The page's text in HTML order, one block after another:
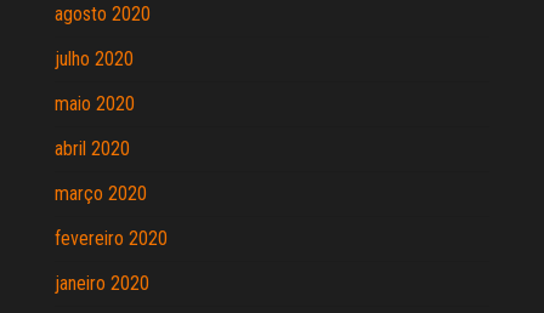
agosto 2020
julho 2020
maio 2020
abril 2020
março 2020
fevereiro 2020
janeiro 2020